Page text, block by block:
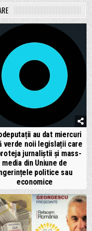
au dat miercuri
verde noii legislații care
jurnaliștii și mass-
media din Uniune de
politice sau
economice